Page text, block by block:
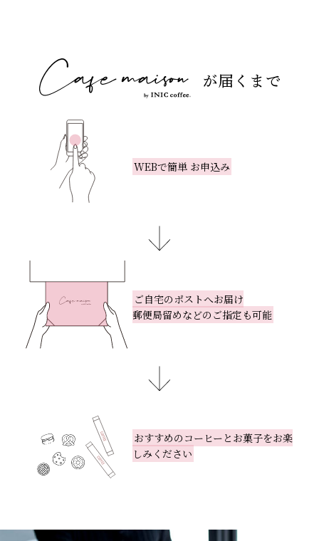
WEBで簡単 お申込み
ご自宅のポストへお届け
郵便局留めなどのご指定も可能
おすすめのコーヒーとお菓子をお楽
しみください